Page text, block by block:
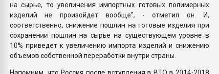
на сырье, то увеличения импортных готовых полимерных
изделий не произойдет вообще", - отметил он. И,
соответственно, снижение пошлин на готовые изделия при
сохранении пошлин на сырье на существующем уровне в
10% приведет к увеличению импорта изделий и снижению
объемов собственной переработки внутри страны.
Напомним, что Россия после вступления в ВТО в 2014-2018